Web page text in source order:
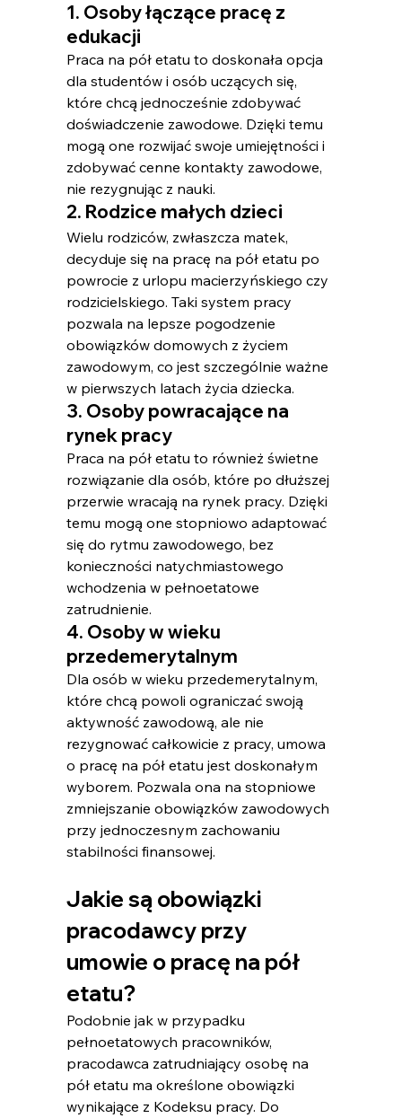
1. Osoby łączące pracę z
edukacji
Praca na pół etatu to doskonała opcja
dla studentów i osób uczących się,
które chcą jednocześnie zdobywać
doświadczenie zawodowe. Dzięki temu
mogą one rozwijać swoje umiejętności i
zdobywać cenne kontakty zawodowe,
nie rezygnując z nauki.
2. Rodzice małych dzieci
Wielu rodziców, zwłaszcza matek,
decyduje się na pracę na pół etatu po
powrocie z urlopu macierzyńskiego czy
rodzicielskiego. Taki system pracy
pozwala na lepsze pogodzenie
obowiązków domowych z życiem
zawodowym, co jest szczególnie ważne
w pierwszych latach życia dziecka.
3. Osoby powracające na
rynek pracy
Praca na pół etatu to również świetne
rozwiązanie dla osób, które po dłuższej
przerwie wracają na rynek pracy. Dzięki
temu mogą one stopniowo adaptować
się do rytmu zawodowego, bez
konieczności natychmiastowego
wchodzenia w pełnoetatowe
zatrudnienie.
4. Osoby w wieku
przedemerytalnym
Dla osób w wieku przedemerytalnym,
które chcą powoli ograniczać swoją
aktywność zawodową, ale nie
rezygnować całkowicie z pracy, umowa
o pracę na pół etatu jest doskonałym
wyborem. Pozwala ona na stopniowe
zmniejszanie obowiązków zawodowych
przy jednoczesnym zachowaniu
stabilności finansowej.
Jakie są obowiązki
pracodawcy przy
umowie o pracę na pół
etatu?
Podobnie jak w przypadku
pełnoetatowych pracowników,
pracodawca zatrudniający osobę na
pół etatu ma określone obowiązki
wynikające z Kodeksu pracy. Do